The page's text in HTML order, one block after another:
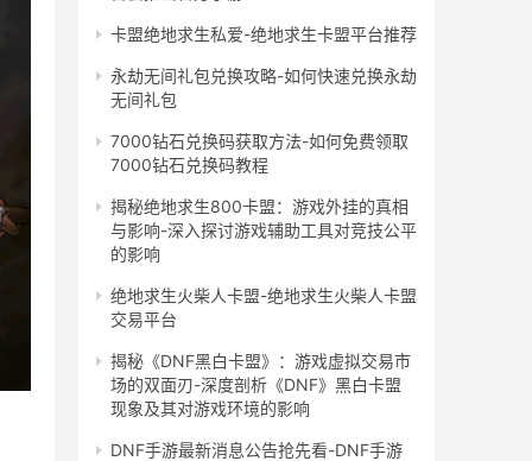
卡盟绝地求生私爱-绝地求生卡盟平台推荐
永劫无间礼包兑换攻略-如何快速兑换永劫
无间礼包
7000钻石兑换码获取方法-如何免费领取
7000钻石兑换码教程
揭秘绝地求生800卡盟：游戏外挂的真相
与影响-深入探讨游戏辅助工具对竞技公平
的影响
绝地求生火柴人卡盟-绝地求生火柴人卡盟
交易平台
揭秘《DNF黑白卡盟》：游戏虚拟交易市
场的双面刃-深度剖析《DNF》黑白卡盟
现象及其对游戏环境的影响
DNF手游最新消息公告抢先看-DNF手游